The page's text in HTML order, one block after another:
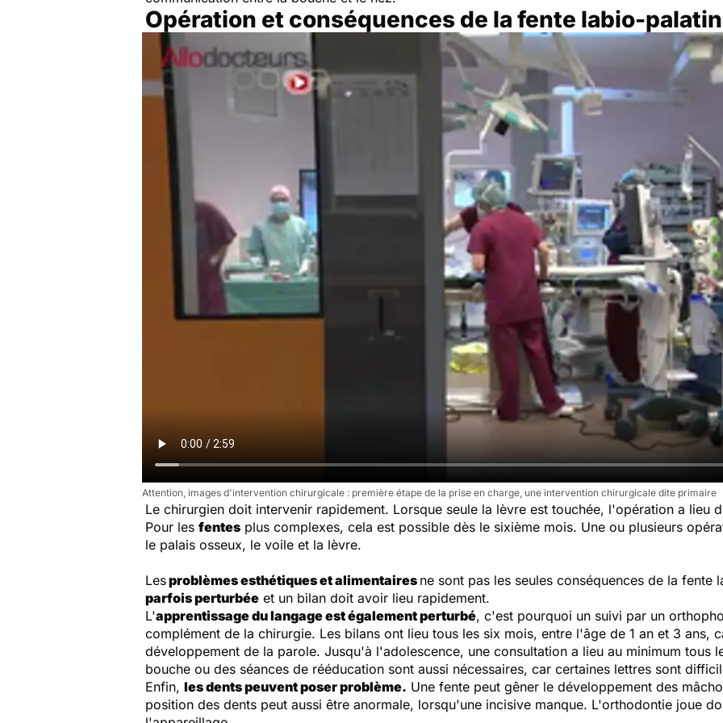
Opération et conséquences de la fente labio-
Attention, images d'intervention chirurgicale : première étape de la prise en charge, une intervention chirurgicale dite primaire
Le chirurgien doit intervenir rapidement. Lorsque seule la lèvre est touchée, l'opération a lieu
Pour les fentes plus complexes, cela est possible dès le sixième mois. Une ou plusieurs
le palais osseux, le voile et la lèvre.
Lesproblèmes esthétiques et alimentaires ne sont pas les seules conséquences de la fente
parfois perturbée et un bilan doit avoir lieu rapidement.
L'apprentissage du langage est également perturbé, c'est pourquoi un suivi par un
complément de la chirurgie. Les bilans ont lieu tous les six mois, entre l'âge de 1 an et 3 ans,
développement de la parole. Jusqu'à l'adolescence, une consultation a lieu au minimum tous
bouche ou des séances de rééducation sont aussi nécessaires, car certaines lettres sont
Enfin, les dents peuvent poser problème. Une fente peut gêner le développement des
position des dents peut aussi être anormale, lorsqu'une incisive manque. L'orthodontie joue